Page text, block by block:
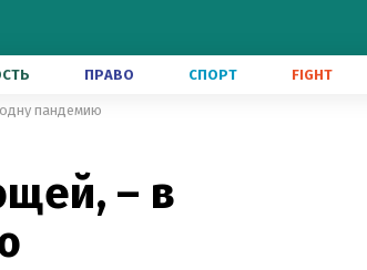
ПРАВО СПОРТ FIGHT
пандемию
– в